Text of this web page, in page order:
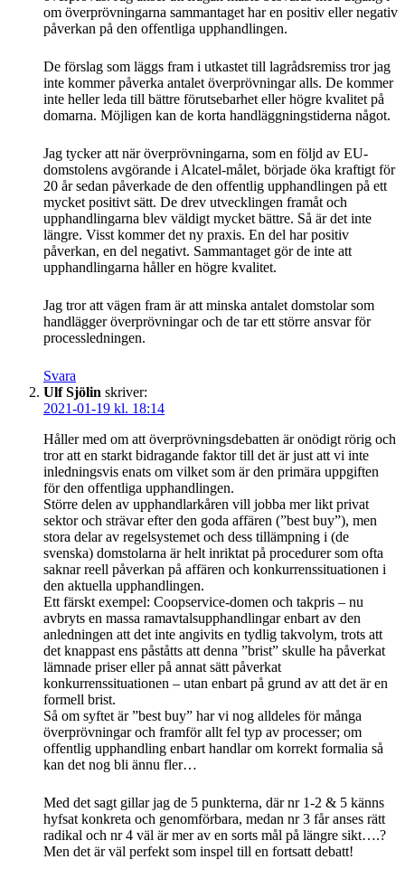
om överprövningarna sammantaget har en positiv eller negativ
påverkan på den offentliga upphandlingen.
De förslag som läggs fram i utkastet till lagrådsremiss tror jag
inte kommer påverka antalet överprövningar alls. De kommer
inte heller leda till bättre förutsebarhet eller högre kvalitet på
domarna. Möjligen kan de korta handläggningstiderna något.
Jag tycker att när överprövningarna, som en följd av EU-
domstolens avgörande i Alcatel-målet, började öka kraftigt för
20 år sedan påverkade de den offentlig upphandlingen på ett
mycket positivt sätt. De drev utvecklingen framåt och
upphandlingarna blev väldigt mycket bättre. Så är det inte
längre. Visst kommer det ny praxis. En del har positiv
påverkan, en del negativt. Sammantaget gör de inte att
upphandlingarna håller en högre kvalitet.
Jag tror att vägen fram är att minska antalet domstolar som
handlägger överprövningar och de tar ett större ansvar för
processledningen.
Svara
Ulf Sjölin skriver:
2021-01-19 kl. 18:14
Håller med om att överprövningsdebatten är onödigt rörig och
tror att en starkt bidragande faktor till det är just att vi inte
inledningsvis enats om vilket som är den primära uppgiften
för den offentliga upphandlingen.
Större delen av upphandlarkåren vill jobba mer likt privat
sektor och strävar efter den goda affären (”best buy”), men
stora delar av regelsystemet och dess tillämpning i (de
svenska) domstolarna är helt inriktat på procedurer som ofta
saknar reell påverkan på affären och konkurrenssituationen i
den aktuella upphandlingen.
Ett färskt exempel: Coopservice-domen och takpris – nu
avbryts en massa ramavtalsupphandlingar enbart av den
anledningen att det inte angivits en tydlig takvolym, trots att
det knappast ens påståtts att denna ”brist” skulle ha påverkat
lämnade priser eller på annat sätt påverkat
konkurrenssituationen – utan enbart på grund av att det är en
formell brist.
Så om syftet är ”best buy” har vi nog alldeles för många
överprövningar och framför allt fel typ av processer; om
offentlig upphandling enbart handlar om korrekt formalia så
kan det nog bli ännu fler…
Med det sagt gillar jag de 5 punkterna, där nr 1-2 & 5 känns
hyfsat konkreta och genomförbara, medan nr 3 får anses rätt
radikal och nr 4 väl är mer av en sorts mål på längre sikt….?
Men det är väl perfekt som inspel till en fortsatt debatt!